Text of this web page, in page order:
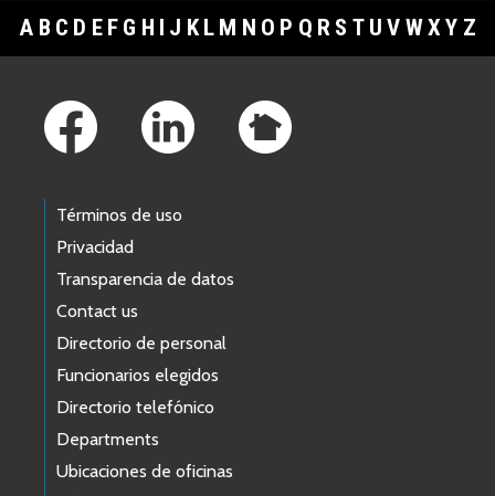
A B C D E F G H I J K L M N O P Q R S T U V WXY Z
Términos de uso
Privacidad
Transparencia de datos
Contact us
Directorio de personal
Funcionarios elegidos
Directorio telefónico
Departments
Ubicaciones de oficinas